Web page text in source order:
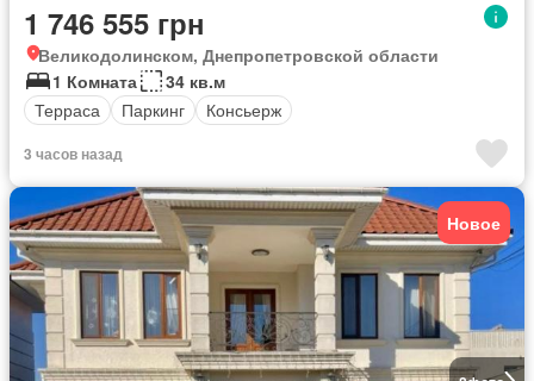
1 746 555 грн
Великодолинском, Днепропетровской области
1 Комната
34 кв.м
Терраса
Паркинг Консьерж
3 часов назад
Новое